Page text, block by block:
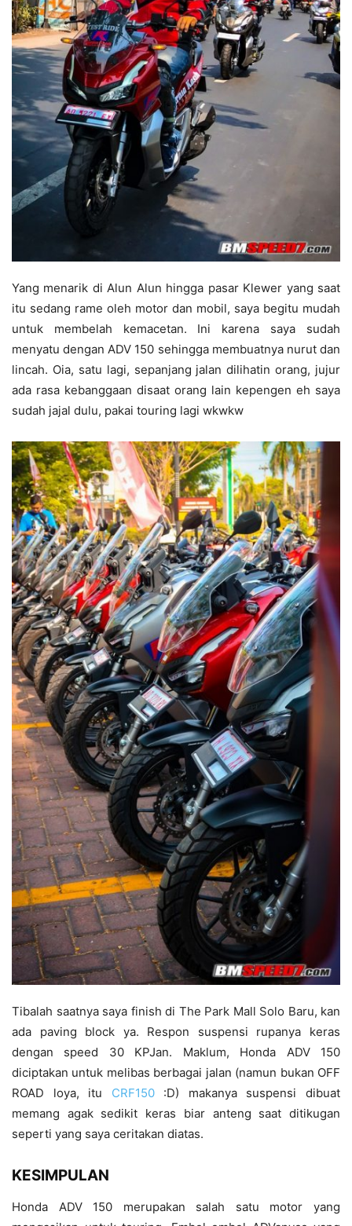
Yang menarik di Alun Alun hingga pasar Klewer yang saat
itu sedang rame oleh motor dan mobil, saya begitu mudah
untuk membelah kemacetan. Ini karena saya sudah
menyatu dengan ADV 150 sehingga membuatnya nurut dan
lincah. Oia, satu lagi, sepanjang jalan dilihatin orang, jujur
ada rasa kebanggaan disaat orang lain kepengen eh saya
sudah jajal dulu, pakai touring lagi wkwkw
Tibalah saatnya saya finish di The Park Mall Solo Baru, kan
ada paving block ya. Respon suspensi rupanya keras
dengan speed 30 KPJan. Maklum, Honda ADV 150
diciptakan untuk melibas berbagai jalan (namun bukan OFF
ROAD loya, itu CRF150:D) makanya suspensi dibuat
memang agak sedikit keras biar anteng saat ditikugan
seperti yang saya ceritakan diatas.
KESIMPULAN
Honda ADV 150 merupakan salah satu motor yang